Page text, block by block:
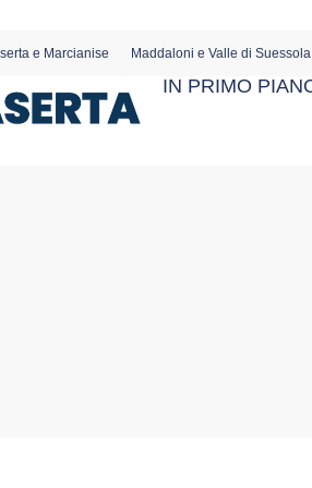
e Marcianise Maddaloni e Valle di Suessola
IN PRIMO